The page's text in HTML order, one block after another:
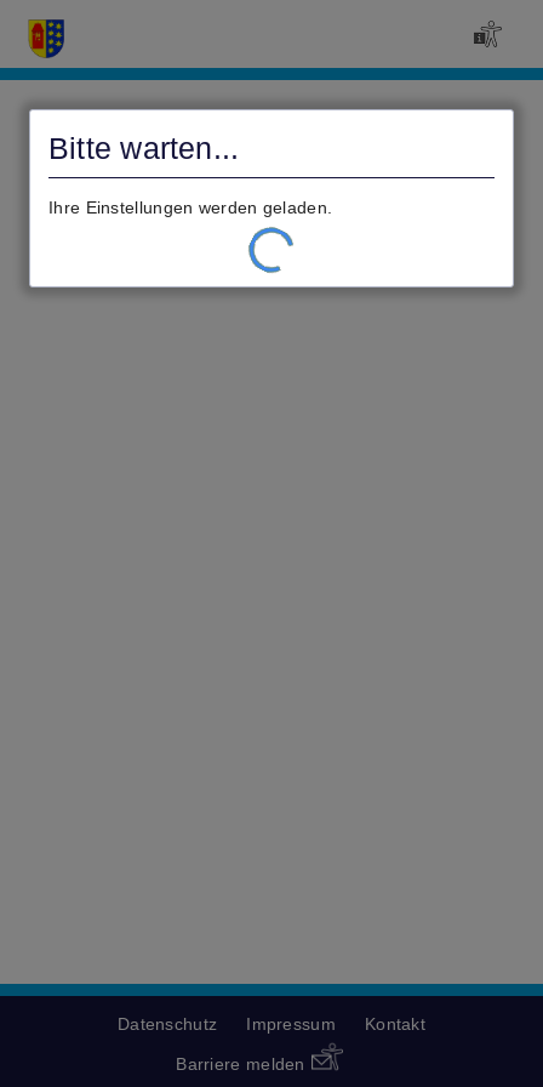
Bitte warten...
Ihre Einstellungen werden geladen.
Datenschutz Impressum Kontakt
Barriere melden